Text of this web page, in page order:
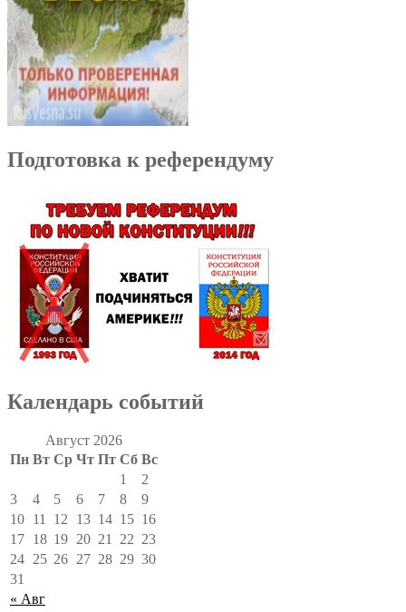
Подготовка к референдуму
Календарь событий
Август 2026
Пн Вт Ср Чт Пт Сб Вс
« Авг
1
2
3
4 5 6 7 8
9
10 11 12 13 14 15 16
17 18 19 20 21 22 23
24 25 26 27 28 29 30
31